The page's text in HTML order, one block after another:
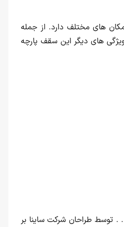
های مختلف دارد. از جمله
های دیگر این سقف پارچه
. توسط طراحان شرکت ساینا بر